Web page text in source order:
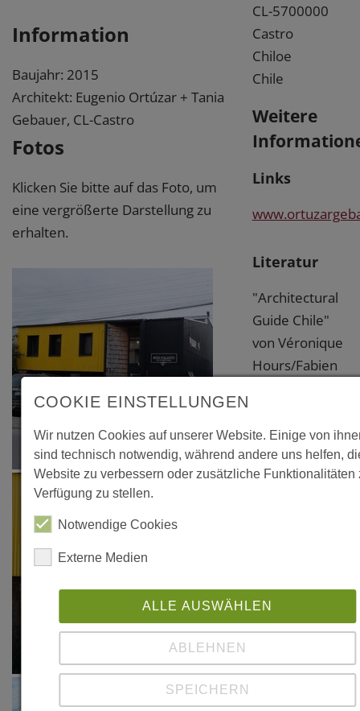
Information
Baujahr: 2015
Architekt: Eugenio Ortúzar + Tania
Gebauer, CL-Castro
Fotos
Klicken Sie bitte auf das Foto, um
eine vergrößerte Darstellung zu
erhalten.
CL-5700000
Castro
Chiloe
Chile
Weitere
Links
Literatur
"Architectural
Guide Chile"
von Véronique
Hours/Fabien
Berlin 2016, S.
344-345
COOKIE EINSTELLUNGEN
Wir nutzen Cookies auf unserer Website. Einige von
sind technisch notwendig, während andere uns helfen,
Website zu verbessern oder zusätzliche Funktionalitäten
Verfügung zu stellen.
Notwendige Cookies
Externe Medien
ALLE AUSWÄHLEN
ABLEHNEN
SPEICHERN